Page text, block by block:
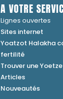
A VOTRE
Lignes ouvertes
Sites internet
Yoatzot Halakha
fertilité
Trouver une
Articles
Nouveautés